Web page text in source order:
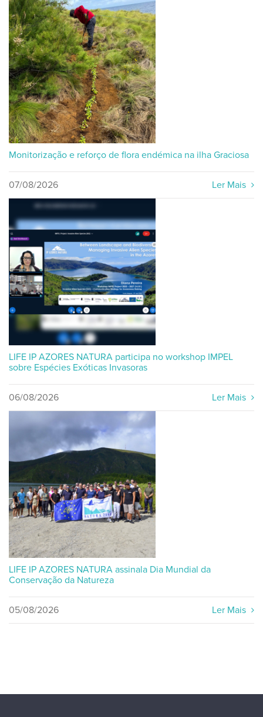
Monitorização e reforço de flora endémica na ilha Graciosa
07/08/2026 Ler Mais
LIFE IP AZORES NATURA participa no workshop IMPEL
sobre Espécies Exóticas Invasoras
06/08/2026 Ler Mais
LIFE IP AZORES NATURA assinala Dia Mundial da
Conservação da Natureza
05/08/2026 Ler Mais